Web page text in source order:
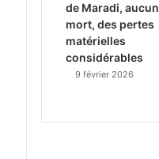
de Maradi, aucun
mort, des pertes
matérielles
considérables
9 février 2026